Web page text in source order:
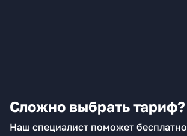
Сложно выбрать тариф?
Наш специалист поможет бесплатно